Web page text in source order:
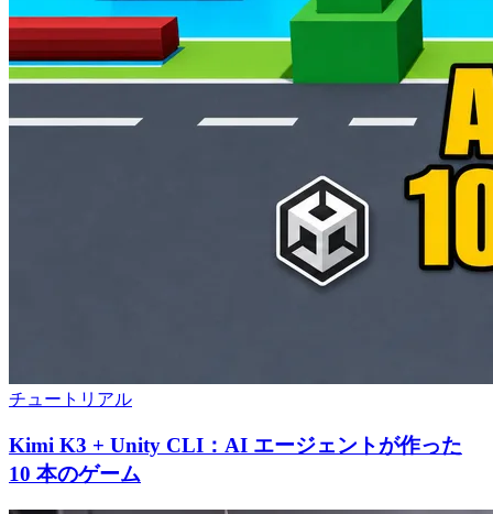
チュートリアル
Kimi K3 + Unity CLI：AI エージェントが作った
10 本のゲーム